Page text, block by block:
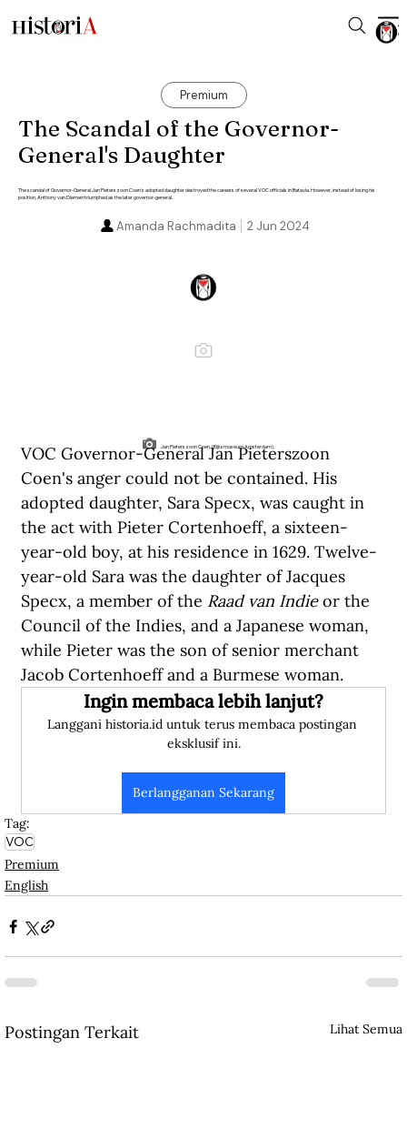
Premium
The Scandal of the Governor-
General's Daughter
The scandal of Governor-General Jan Pieterszoon Coen's adopted daughter destroyed the careers of several VOC officials in Batavia. However, instead of losing his
position, Anthony van Diemen triumphed as the later governor-general.
2 Jun 2024
Amanda Rachmadita
Jan Pieterszoon Coen. (Rijksmuseum Amsterdam).
VOC Governor-General Jan Pieterszoon
Coen's anger could not be contained. His
adopted daughter, Sara Specx, was caught in
the act with Pieter Cortenhoeff, a sixteen-
year-old boy, at his residence in 1629. Twelve-
year-old Sara was the daughter of Jacques
Specx, a member of the Raad van Indie or the
Council of the Indies, and a Japanese woman,
while Pieter was the son of senior merchant
Jacob Cortenhoeff and a Burmese woman.
Ingin membaca lebih lanjut?
Langgani historia.id untuk terus membaca postingan
eksklusif ini.
Berlangganan Sekarang
Tag:
VOC
Premium
English
Postingan Terkait Lihat Semua